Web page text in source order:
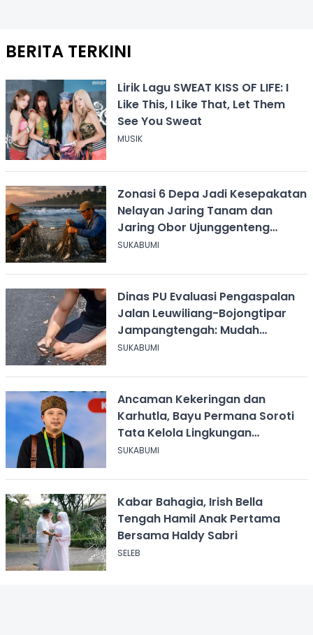
BERITA TERKINI
Lirik Lagu SWEAT KISS OF LIFE: I
Like This, I Like That, Let Them
See You Sweat
MUSIK
Zonasi 6 Depa Jadi Kesepakatan
Nelayan Jaring Tanam dan
Jaring Obor Ujunggenteng
Sukabumi
SUKABUMI
Dinas PU Evaluasi Pengaspalan
Jalan Leuwiliang-Bojongtipar
Jampangtengah: Mudah
Mengelupas
SUKABUMI
Ancaman Kekeringan dan
Karhutla, Bayu Permana Soroti
Tata Kelola Lingkungan
Sukabumi
SUKABUMI
Kabar Bahagia, Irish Bella
Tengah Hamil Anak Pertama
Bersama Haldy Sabri
SELEB